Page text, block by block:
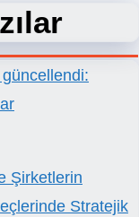
güncellendi:
Şirketlerin
Stratejik